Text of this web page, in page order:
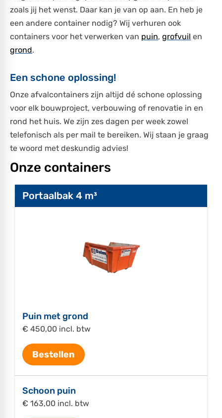
zoals jij het wenst. Daar kan je van op aan. En heb je
een andere container nodig? Wij verhuren ook
containers voor het verwerken van puin, grofvuil en
grond.
Een schone oplossing!
Onze afvalcontainers zijn altijd dé schone oplossing
voor elk bouwproject, verbouwing of renovatie in en
rond het huis. We zijn zes dagen per week zowel
telefonisch als per mail te bereiken. Wij staan je graag
te woord met deskundig advies!
Onze containers
Portaalbak 4 m³
Puin met grond
€ 450,00 incl. btw
Bestellen
Schoon puin
€ 163,00 incl. btw